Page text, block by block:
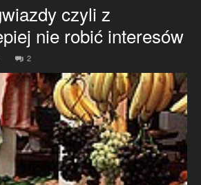
czyli z
nie robić interesów
2